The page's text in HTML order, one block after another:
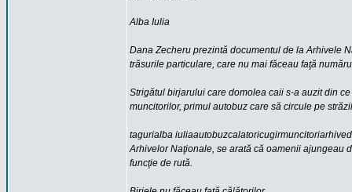
Alba Iulia
Dana Zecheru prezintă documentul de la Arhivele
trăsurile particulare, care nu mai făceau faţă
Strigătul birjarului care domolea caii s-a auzit din
muncitorilor, primul autobuz care să circule pe
tagurialba
Arhivelor Naţionale, se arată că oamenii ajungeau
funcţie de rută.